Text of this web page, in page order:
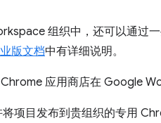
组织中，还可以通过
版文档中有详细说明。
应用商店在 Google
项目发布到贵组织的专用